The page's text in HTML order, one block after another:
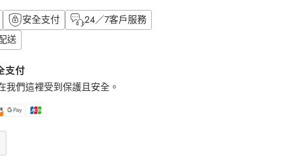
安全支付
24／7客戶服務
送
支付
我們這裡受到保護且安全。